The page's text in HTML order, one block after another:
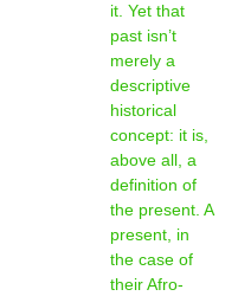
it. Yet that
past isn’t
merely a
descriptive
historical
concept: it is,
above all, a
definition of
the present. A
present, in
the case of
their Afro-